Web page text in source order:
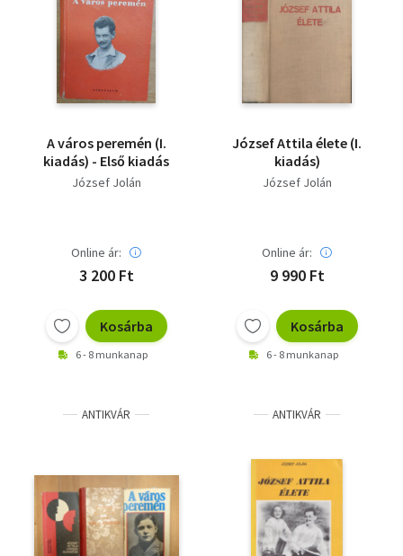
A város peremén (I.
kiadás) - Első kiadás
József Jolán
Online ár:
3 200 Ft
Kosárba
6 - 8 munkanap
József Attila élete (I.
kiadás)
József Jolán
Online ár:
9 990 Ft
Kosárba
6 - 8 munkanap
ANTIKVÁR ANTIKVÁR